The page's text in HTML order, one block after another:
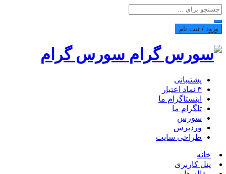
ورود / ثبت نام
سورس گرام
پشتیبانی
۳ نماد اعتبار
اینستاگرام ما
تلگرام ما
سورس
وردپرس
طراحی سایت
خانه
پنل کاربری